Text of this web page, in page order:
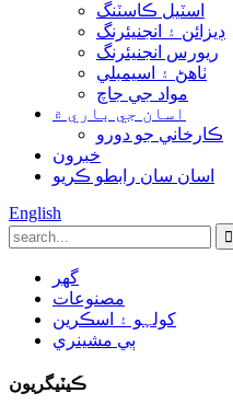
اسٽيل ڪاسٽنگ
ڊيزائن ۽ انجنيئرنگ
ريورس انجنيئرنگ
ٺاھڻ ۽ اسيمبلي
مواد جي جاچ
اسان جي باري ۾
ڪارخاني جو دورو
خبرون
اسان سان رابطو ڪريو
English
گهر
مصنوعات
کولہو ۽ اسڪرين
ٻي مشينري
ڪيٽيگريون